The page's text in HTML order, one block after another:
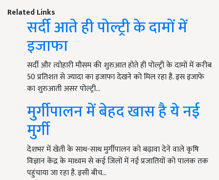
Related Links
सर्दी आते ही पोल्ट्री के दामों में
इजाफा
सर्दी और त्योहारी मौसम की शुरुआत होते ही पोल्ट्री के दामों में करीब
50 प्रतिशत से ज्यादा का इजाफा देखने को मिल रहा है. इस इजाफे
का शुरुआती असर पोल्ट्री…
मुर्गीपालन में बेहद खास है ये नई
मुर्गी
देशभर में खेती के साथ-साथ मुर्गीपालन को बढ़ावा देने वाले कृषि
विज्ञान केंद्र के माध्यम से कई जिलों में नई प्रजातियों को पालक तक
पहुंचाया जा रहा है. इसी बीच…